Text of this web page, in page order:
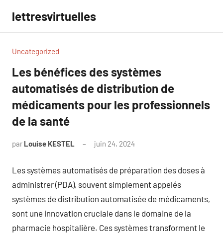
contenu
lettresvirtuelles
Uncategorized
Les bénéfices des systèmes
automatisés de distribution de
médicaments pour les professionnels
de la santé
par Louise KESTEL juin 24, 2024
Les systèmes automatisés de préparation des doses à
administrer (PDA), souvent simplement appelés
systèmes de distribution automatisée de médicaments,
sont une innovation cruciale dans le domaine de la
pharmacie hospitalière. Ces systèmes transforment le